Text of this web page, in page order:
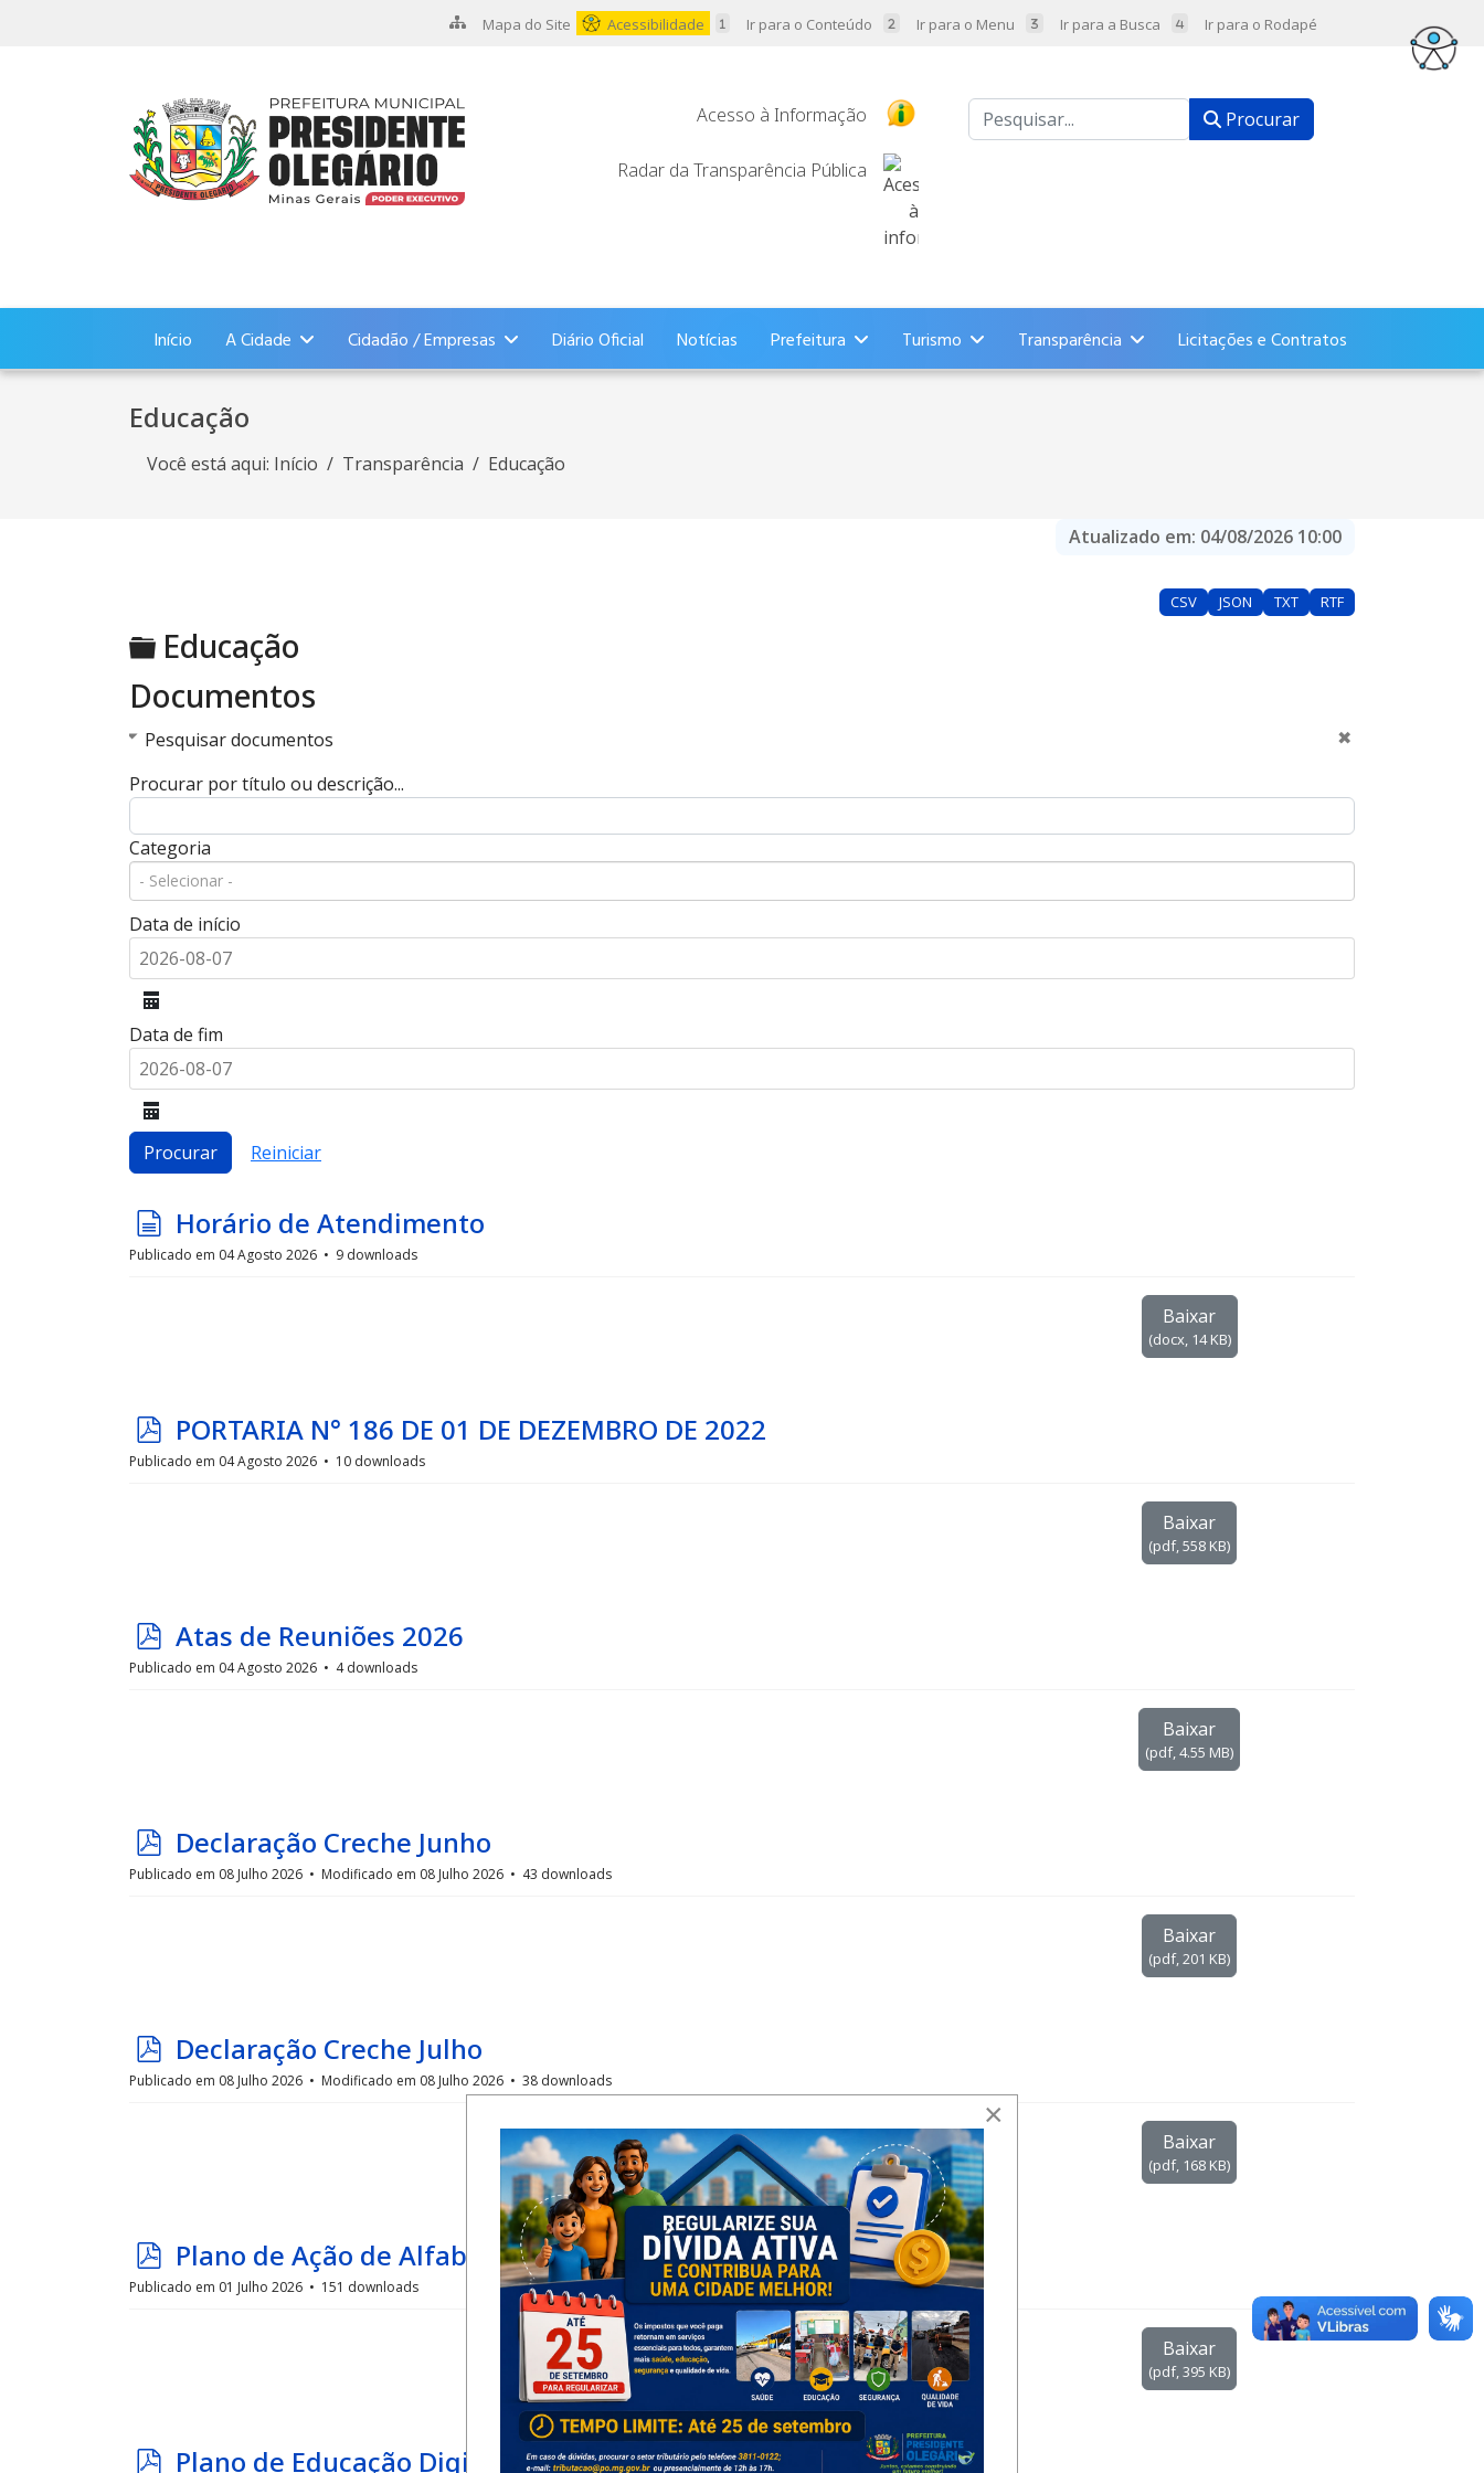
Mapa do Site Acessibilidade Ir para o Conteúdo Ir para o Menu Ir para a Busca Ir para o Rodapé
Acesso à Informação
Radar da Transparência Pública
Procurar Procurar
Início A Cidade Cidadão / Empresas Diário Oficial Notícias Prefeitura Turismo Transparência Licitações e Contratos
Educação
Você está aqui: Início Transparência Educação
Atualizado em: 04/08/2026 10:00
CSV JSON TXT RTF
Pasta
Educação
Documentos
Pesquisar documentos
Procurar por título ou descrição...
Categoria
Data de início
Data de fim
Procurar
Reiniciar
d
o
n
t
Horário de Atendimento
Publicado em 04 Agosto 2026 9 downloads
Baixar
(docx, 14 KB)
p
d
PORTARIA N° 186 DE 01 DE DEZEMBRO DE 2022
Publicado em 04 Agosto 2026 10 downloads
Baixar
(pdf, 558 KB)
p
d
Atas de Reuniões 2026
Publicado em 04 Agosto 2026 4 downloads
Baixar
(pdf, 4.55 MB)
p
d
Declaração Creche Junho
Publicado em 08 Julho 2026 Modificado em 08 Julho 2026 43 downloads
Baixar
(pdf, 201 KB)
p
d
Declaração Creche Julho
Publicado em 08 Julho 2026 Modificado em 08 Julho 2026 38 downloads
Baixar
(pdf, 168 KB)
p
d
Plano de Ação de Alfabetização Municipal 2026
Publicado em 01 Julho 2026 151 downloads
Baixar
(pdf, 395 KB)
p
Plano de Educação Digital e Inovação - 2025/2028
×